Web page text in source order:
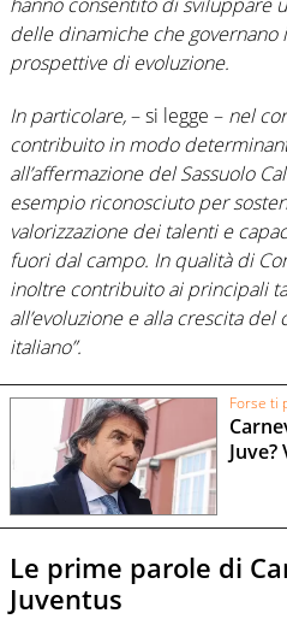
delle dinamiche che
prospettive di evoluzione.
In particolare,– si legge – nel
contribuito in modo
all’affermazione del Sassuolo
esempio riconosciuto per
valorizzazione dei talenti e
fuori dal campo. In qualità di
inoltre contribuito ai principali
all’evoluzione e alla crescita
italiano”.
Forse ti
Le prime parole di
Juventus